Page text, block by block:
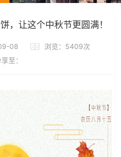
，让这个中秋节更圆满！
08
浏览：5409次
至：